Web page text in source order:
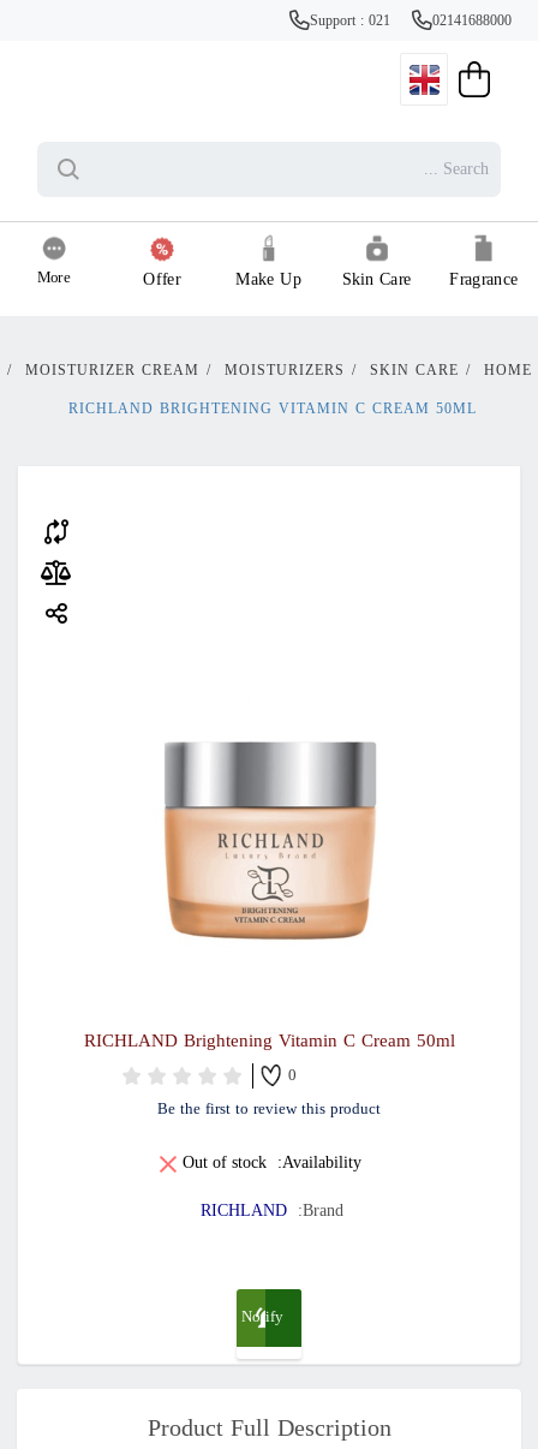
Support : 021 02141688000
Fragrance
Skin Care
Make Up
Offer
More
HOME
/
SKIN CARE
/
MOISTURIZERS
/
MOISTURIZER CREAM
/
RICHLAND BRIGHTENING VITAMIN C CREAM 50ML
RICHLAND Brightening Vitamin C Cream 50ml
0
Be the first to review this product
Availability:
Out of stock
Brand:
RICHLAND
Notify
when
Product Full Description